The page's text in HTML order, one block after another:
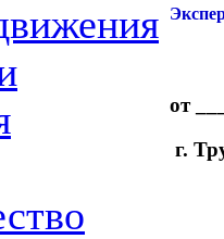
от
г.